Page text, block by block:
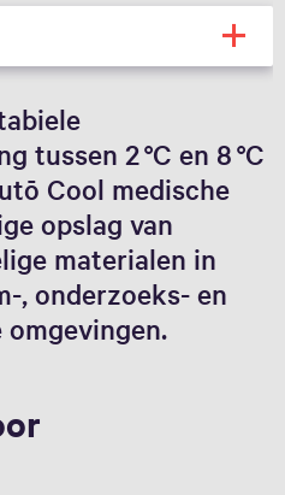
tussen 2 °C en 8 °C
Cool medische
opslag van
materialen in
, onderzoeks- en